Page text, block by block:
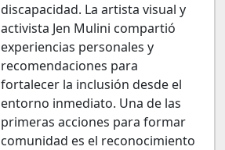
discapacidad. La artista visual y
activista Jen Mulini compartió
experiencias personales y
recomendaciones para
fortalecer la inclusión desde el
entorno inmediato. Una de las
primeras acciones para formar
comunidad es el reconocimiento